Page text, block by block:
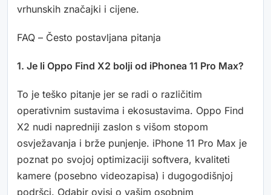
vrhunskih značajki i cijene.
FAQ – Često postavljana pitanja
1. Je li Oppo Find X2 bolji od iPhonea 11 Pro Max?
To je teško pitanje jer se radi o različitim
operativnim sustavima i ekosustavima. Oppo Find
X2 nudi napredniji zaslon s višom stopom
osvježavanja i brže punjenje. iPhone 11 Pro Max je
poznat po svojoj optimizaciji softvera, kvaliteti
kamere (posebno videozapisa) i dugogodišnjoj
podršci. Odabir ovisi o vašim osobnim